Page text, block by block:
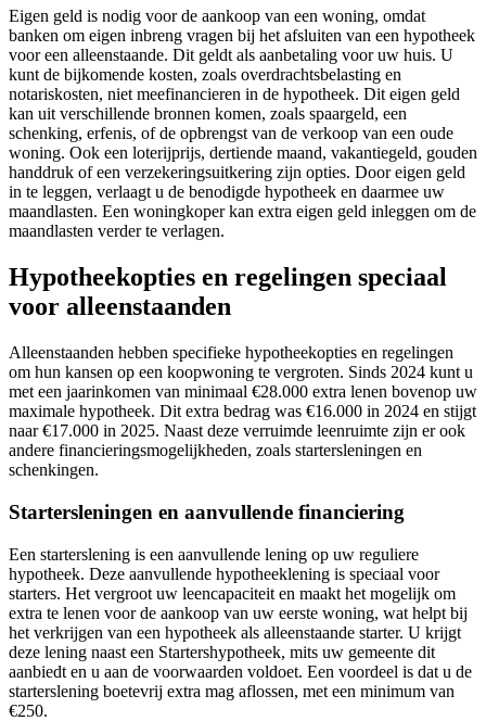
Eigen geld is nodig voor de aankoop van een woning, omdat
banken om eigen inbreng vragen bij het afsluiten van een hypotheek
voor een alleenstaande. Dit geldt als aanbetaling voor uw huis. U
kunt de bijkomende kosten, zoals overdrachtsbelasting en
notariskosten, niet meefinancieren in de hypotheek. Dit eigen geld
kan uit verschillende bronnen komen, zoals spaargeld, een
schenking, erfenis, of de opbrengst van de verkoop van een oude
woning. Ook een loterijprijs, dertiende maand, vakantiegeld, gouden
handdruk of een verzekeringsuitkering zijn opties. Door eigen geld
in te leggen, verlaagt u de benodigde hypotheek en daarmee uw
maandlasten. Een woningkoper kan extra eigen geld inleggen om de
maandlasten verder te verlagen.
Hypotheekopties en regelingen speciaal
voor alleenstaanden
Alleenstaanden hebben specifieke hypotheekopties en regelingen
om hun kansen op een koopwoning te vergroten. Sinds 2024 kunt u
met een jaarinkomen van minimaal €28.000 extra lenen bovenop uw
maximale hypotheek. Dit extra bedrag was €16.000 in 2024 en stijgt
naar €17.000 in 2025. Naast deze verruimde leenruimte zijn er ook
andere financieringsmogelijkheden, zoals startersleningen en
schenkingen.
Startersleningen en aanvullende financiering
Een starterslening is een aanvullende lening op uw reguliere
hypotheek. Deze aanvullende hypotheeklening is speciaal voor
starters. Het vergroot uw leencapaciteit en maakt het mogelijk om
extra te lenen voor de aankoop van uw eerste woning, wat helpt bij
het verkrijgen van een hypotheek als alleenstaande starter. U krijgt
deze lening naast een Startershypotheek, mits uw gemeente dit
aanbiedt en u aan de voorwaarden voldoet. Een voordeel is dat u de
starterslening boetevrij extra mag aflossen, met een minimum van
€250.